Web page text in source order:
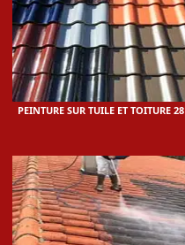
PEINTURE SUR TUILE ET TOITURE 28